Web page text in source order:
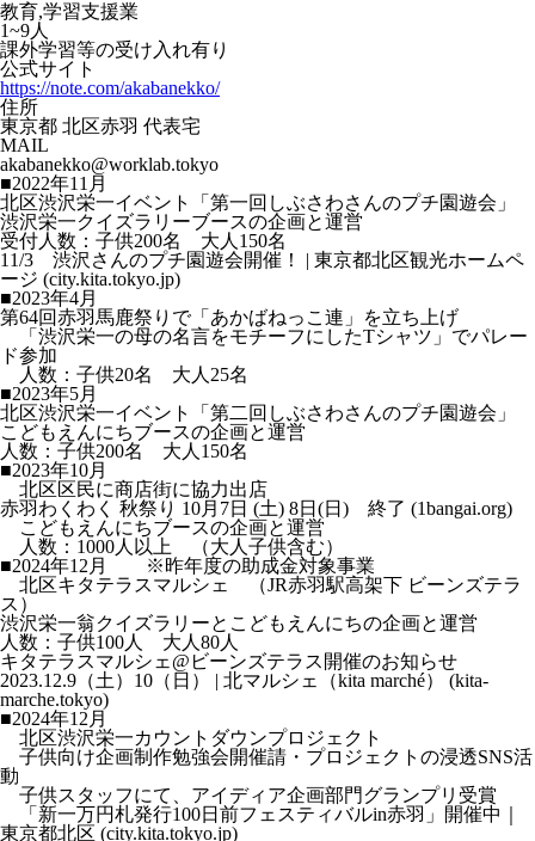
教育,学習支援業
1~9人
課外学習等の受け入れ有り
公式サイト
https://note.com/akabanekko/
住所
東京都 北区赤羽 代表宅
MAIL
akabanekko@worklab.tokyo
■2022年11月
北区渋沢栄一イベント「第一回しぶさわさんのプチ園遊会」
渋沢栄一クイズラリーブースの企画と運営
受付人数：子供200名 大人150名
11/3 渋沢さんのプチ園遊会開催！ | 東京都北区観光ホームペ
ージ (city.kita.tokyo.jp)
■2023年4月
第64回赤羽馬鹿祭りで「あかばねっこ連」を立ち上げ
「渋沢栄一の母の名言をモチーフにしたTシャツ」でパレー
ド参加
人数：子供20名 大人25名
■2023年5月
北区渋沢栄一イベント「第二回しぶさわさんのプチ園遊会」
こどもえんにちブースの企画と運営
人数：子供200名 大人150名
■2023年10月
北区区民に商店街に協力出店
赤羽わくわく 秋祭り 10月7日 (土) 8日(日) 終了 (1bangai.org)
こどもえんにちブースの企画と運営
人数：1000人以上 （大人子供含む）
■2024年12月 ※昨年度の助成金対象事業
北区キタテラスマルシェ （JR赤羽駅高架下 ビーンズテラ
ス）
渋沢栄一翁クイズラリーとこどもえんにちの企画と運営
人数：子供100人 大人80人
キタテラスマルシェ@ビーンズテラス開催のお知らせ
2023.12.9（土）10（日） | 北マルシェ（kita marché） (kita-
marche.tokyo)
■2024年12月
北区渋沢栄一カウントダウンプロジェクト
子供向け企画制作勉強会開催請・プロジェクトの浸透SNS活
動
子供スタッフにて、アイディア企画部門グランプリ受賞
「新一万円札発行100日前フェスティバルin赤羽」開催中｜
東京都北区 (city.kita.tokyo.jp)